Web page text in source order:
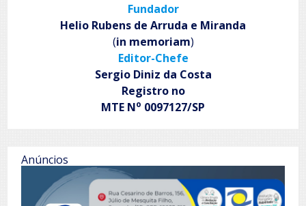
Itu
promove
Ação
Educativa
‘Cotidiano
do
século
XIX’
Fundador
Helio Rubens de Arruda e Miranda
(in memoriam)
Editor-Chefe
Sergio Diniz da Costa
Registro no
MTE No 0097127/SP
Anúncios